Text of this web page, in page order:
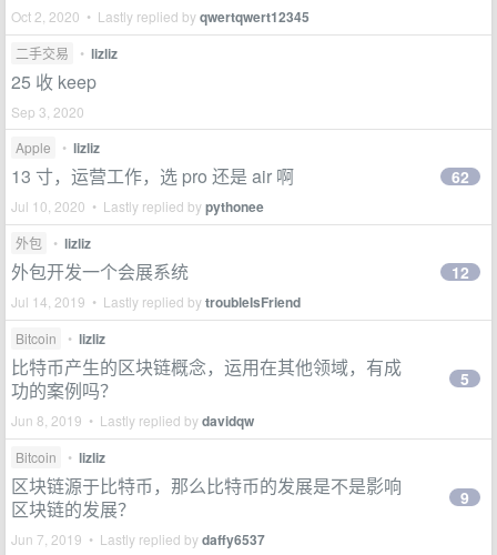
Oct 2, 2020 • Lastly replied byqwertqwert12345
二手交易 • lizliz
25 收 keep
Sep 3, 2020
Apple
• lizliz
13 寸，运营工作，选 pro 还是 air 啊
Jul 10, 2020 • Lastly replied bypythonee
62
外包 • lizliz
外包开发一个会展系统
Jul 14, 2019 • Lastly replied bytroubleIsFriend
12
Bitcoin • lizliz
比特币产生的区块链概念，运用在其他领域，有成
功的案例吗？
Jun 8, 2019 • Lastly replied bydavidqw
5
Bitcoin • lizliz
区块链源于比特币，那么比特币的发展是不是影响
区块链的发展？
Jun 7, 2019 • Lastly replied bydaffy6537
9